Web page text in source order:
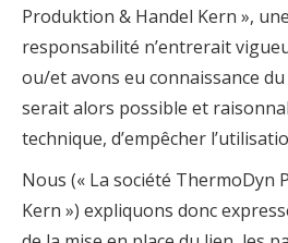
Produktion & Handel Kern »,
responsabilité n’entrerait
ou/et avons eu connaissance
serait alors possible et
technique, d’empêcher
Nous (« La société ThermoDyn
Kern ») expliquons donc